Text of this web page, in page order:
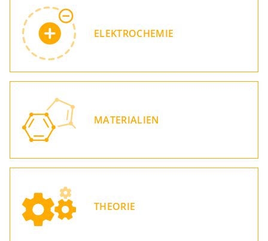
ELEKTROCHEMIE
MATERIALIEN
THEORIE